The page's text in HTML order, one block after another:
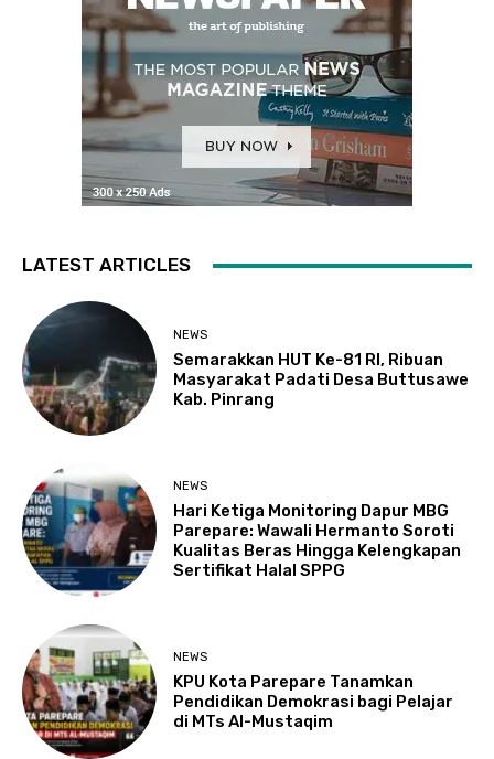
LATEST ARTICLES
NEWS
Semarakkan HUT Ke-81 RI, Ribuan
Masyarakat Padati Desa Buttusawe
Kab. Pinrang
NEWS
Hari Ketiga Monitoring Dapur MBG
Parepare: Wawali Hermanto Soroti
Kualitas Beras Hingga Kelengkapan
Sertifikat Halal SPPG
NEWS
KPU Kota Parepare Tanamkan
Pendidikan Demokrasi bagi Pelajar
di MTs Al-Mustaqim